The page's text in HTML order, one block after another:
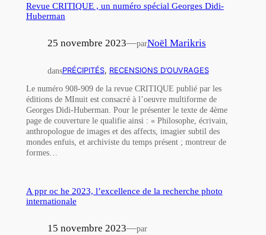
Revue CRITIQUE , un numéro spécial Georges Didi-
Huberman
25 novembre 2023—parNoël Marikris
dansPRÉCIPITÉS, RECENSIONS D’OUVRAGES
Le numéro 908-909 de la revue CRITIQUE publié par les
éditions de MInuit est consacré à l’oeuvre multiforme de
Georges Didi-Huberman. Pour le présenter le texte de 4ème
page de couverture le qualifie ainsi : « Philosophe, écrivain,
anthropologue de images et des affects, imagier subtil des
mondes enfuis, et archiviste du temps présent ; montreur de
formes…
A ppr oc he 2023, l’excellence de la recherche photo
internationale
15 novembre 2023—par